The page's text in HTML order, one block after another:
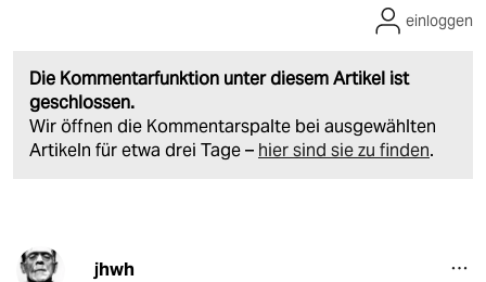
Die Kommentarfunktion unter diesem Artikel ist
geschlossen.
Wir öffnen die Kommentarspalte bei ausgewählten
Artikeln für etwa drei Tage – hier sind sie zu finden.
einloggen
jhwh